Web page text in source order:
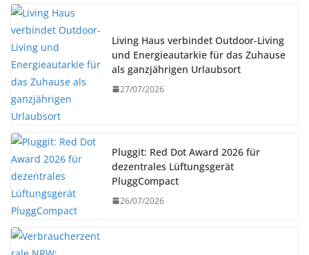
Living Haus verbindet Outdoor-Living
und Energieautarkie für das Zuhause
als ganzjährigen Urlaubsort
27/07/2026
Pluggit: Red Dot Award 2026 für
dezentrales Lüftungsgerät
PluggCompact
26/07/2026